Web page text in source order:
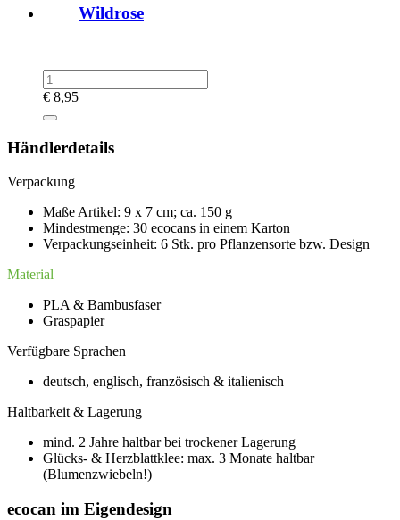
Wildrose
€ 8,95
Händlerdetails
Verpackung
Maße Artikel: 9 x 7 cm; ca. 150 g
Mindestmenge: 30 ecocans in einem Karton
Verpackungseinheit: 6 Stk. pro Pflanzensorte bzw. Design
Material
PLA & Bambusfaser
Graspapier
Verfügbare Sprachen
deutsch, englisch, französisch & italienisch
Haltbarkeit & Lagerung
mind. 2 Jahre haltbar bei trockener Lagerung
Glücks- & Herzblattklee: max. 3 Monate haltbar
(Blumenzwiebeln!)
ecocan im Eigendesign